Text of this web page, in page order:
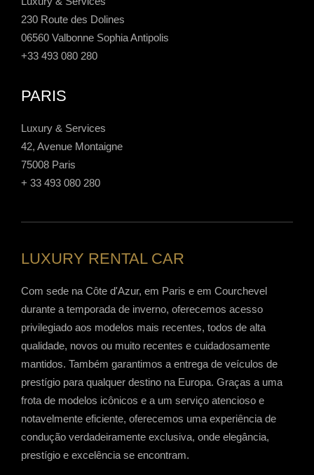
230 Route des Dolines
06560 Valbonne Sophia Antipolis
+33 493 080 280
PARIS
Luxury & Services
42, Avenue Montaigne
75008 Paris
+ 33 493 080 280
LUXURY RENTAL CAR
Com sede na Côte d'Azur, em Paris e em Courchevel
durante a temporada de inverno, oferecemos acesso
privilegiado aos modelos mais recentes, todos de alta
qualidade, novos ou muito recentes e cuidadosamente
mantidos. Também garantimos a entrega de veículos de
prestígio para qualquer destino na Europa. Graças a uma
frota de modelos icônicos e a um serviço atencioso e
notavelmente eficiente, oferecemos uma experiência de
condução verdadeiramente exclusiva, onde elegância,
prestígio e excelência se encontram.